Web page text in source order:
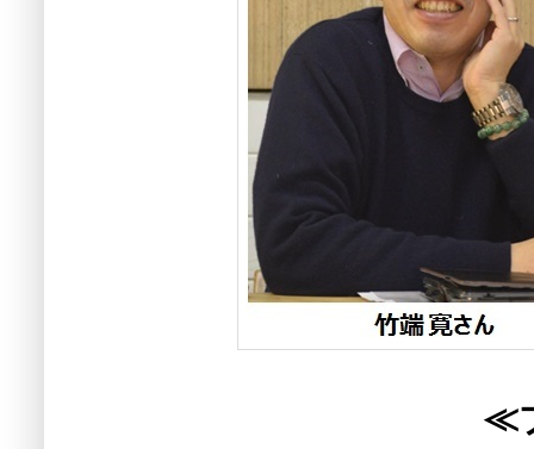
≪